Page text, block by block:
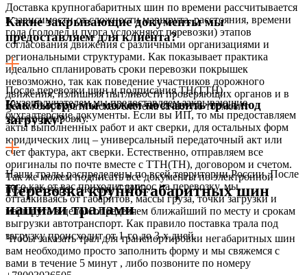
Доставка крупногабаритных шин по времени рассчитывается
в зависимости от сложности маршрута, расстояния, времени
года (гололед и пурга усложняют перевозки) этапов
согласования движения с различными организациями и
региональными структурами. Как показывает практика
идеально спланировать сроки перевозки покрышек
невозможно, так как поведение участников дорожного
движения, излишняя пытливости проверяющих органов и в
целом бюрократическая система зачастую тормозит
транспортировку.
Какие закрывающие документы мы
предоставляем для клиента?
После перевозки шин и подписания ТН(ТТН)
грузополучателем мы предоставляем закрывающие
бухгалтерские документы. Если вы ИП, то мы предоставляем
акты выполненных работ и акт сверки, для остальных форм
юридических лиц – универсальный передаточный акт или
счет фактура, акт сверки. Естественно, отправляем все
оригиналы по почте вместе с ТТН(ТН), договором и счетом.
Так же можем подписать все документы по электронной
подписи через систему СБИС.
Как быстро мы можем поставить трал под
загрузку?
Наши тралы распределены по всей территории России. После
того как от вас приходит запрос на перевозку, мы,
отталкиваясь от габаритов, массы груза, точки загрузки и
маршрута в целом определяем ближайший по месту и срокам
выгрузки автотранспорт. Как правило поставка трала под
загрузку происходит от 1-го до 3-х дней.
Перевозка крупногабаритных шин
нашими тралами
Чтобы заказать трал для транспортировки негабаритных шин
вам необходимо просто заполнить форму и мы свяжемся с
вами в течение 5 минут , либо позвоните по номеру